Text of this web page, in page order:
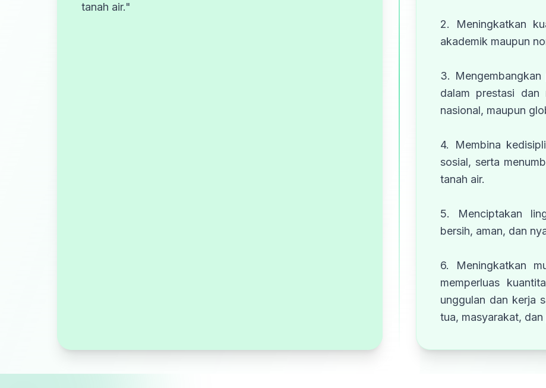
tanah air."
2. Meningkatkan
akademik maupun
3.
dalam prestasi
nasional, maupun
4. Membina
sosial, serta
tanah air.
5. Menciptakan
bersih, aman, dan
6. Meningkatkan
memperluas
unggulan dan kerja
tua, masyarakat,